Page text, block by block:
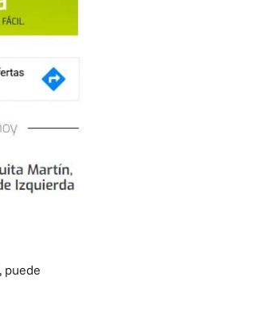
, puede